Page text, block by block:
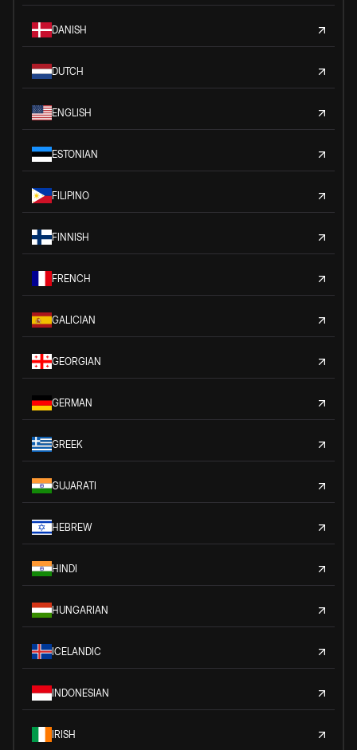
DANISH
DUTCH
ENGLISH
ESTONIAN
FILIPINO
FINNISH
FRENCH
GALICIAN
GEORGIAN
GERMAN
GREEK
GUJARATI
HEBREW
HINDI
HUNGARIAN
ICELANDIC
INDONESIAN
IRISH